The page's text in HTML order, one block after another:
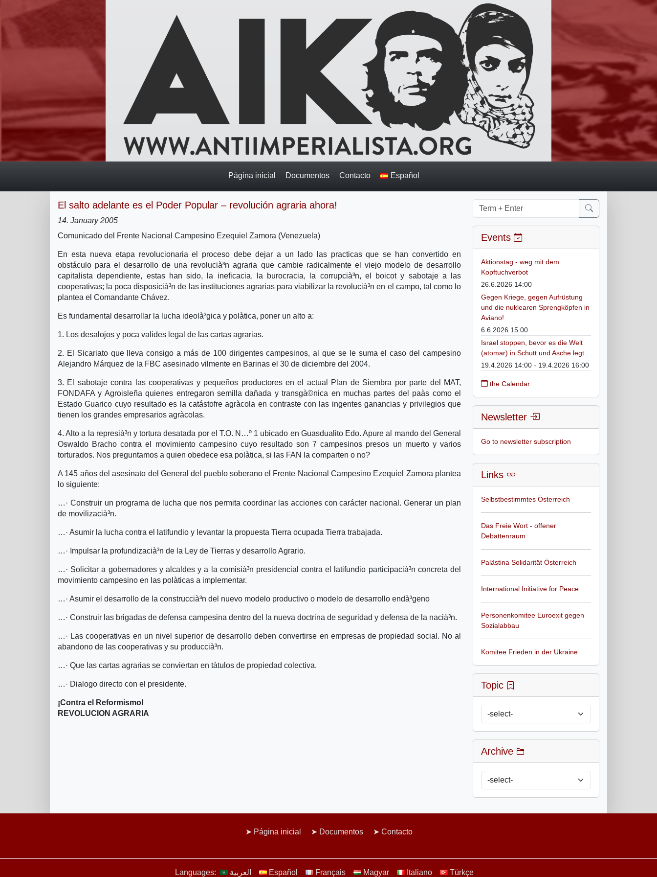
Página inicial Documentos Contacto Español
El salto adelante es el Poder Popular – revolución agraria ahora!
14. January 2005
Comunicado del Frente Nacional Campesino Ezequiel Zamora (Venezuela)
En esta nueva etapa revolucionaria el proceso debe dejar a un lado las practicas que se han convertido en
obstáculo para el desarrollo de una revolucià³n agraria que cambie radicalmente el viejo modelo de desarrollo
capitalista dependiente, estas han sido, la ineficacia, la burocracia, la corrupcià³n, el boicot y sabotaje a las
cooperativas; la poca disposicià³n de las instituciones agrarias para viabilizar la revolucià³n en el campo, tal como lo
plantea el Comandante Chávez.
Es fundamental desarrollar la lucha ideolà³gica y polà­tica, poner un alto a:
1. Los desalojos y poca valides legal de las cartas agrarias.
2. El Sicariato que lleva consigo a más de 100 dirigentes campesinos, al que se le suma el caso del campesino
Alejandro Márquez de la FBC asesinado vilmente en Barinas el 30 de diciembre del 2004.
3. El sabotaje contra las cooperativas y pequeños productores en el actual Plan de Siembra por parte del MAT,
FONDAFA y Agroisleña quienes entregaron semilla dañada y transgà©nica en muchas partes del paà­s como el
Estado Guarico cuyo resultado es la catástofre agrà­cola en contraste con las ingentes ganancias y privilegios que
tienen los grandes empresarios agrà­colas.
4. Alto a la represià³n y tortura desatada por el T.O. N…º 1 ubicado en Guasdualito Edo. Apure al mando del General
Oswaldo Bracho contra el movimiento campesino cuyo resultado son 7 campesinos presos un muerto y varios
torturados. Nos preguntamos a quien obedece esa polà­tica, si las FAN la comparten o no?
A 145 años del asesinato del General del pueblo soberano el Frente Nacional Campesino Ezequiel Zamora plantea
lo siguiente:
…· Construir un programa de lucha que nos permita coordinar las acciones con carácter nacional. Generar un plan
de movilizacià³n.
…· Asumir la lucha contra el latifundio y levantar la propuesta Tierra ocupada Tierra trabajada.
…· Impulsar la profundizacià³n de la Ley de Tierras y desarrollo Agrario.
…· Solicitar a gobernadores y alcaldes y a la comisià³n presidencial contra el latifundio participacià³n concreta del
movimiento campesino en las polà­ticas a implementar.
…· Asumir el desarrollo de la construccià³n del nuevo modelo productivo o modelo de desarrollo endà³geno
…· Construir las brigadas de defensa campesina dentro del la nueva doctrina de seguridad y defensa de la nacià³n.
…· Las cooperativas en un nivel superior de desarrollo deben convertirse en empresas de propiedad social. No al
abandono de las cooperativas y su produccià³n.
…· Que las cartas agrarias se conviertan en tà­tulos de propiedad colectiva.
…· Dialogo directo con el presidente.
¡Contra el Reformismo!
REVOLUCION AGRARIA
Events
Aktionstag - weg mit dem
Kopftuchverbot
26.6.2026 14:00
Gegen Kriege, gegen Aufrüstung
und die nuklearen Sprengköpfen in
Aviano!
6.6.2026 15:00
Israel stoppen, bevor es die Welt
(atomar) in Schutt und Asche legt
19.4.2026 14:00 - 19.4.2026 16:00
the Calendar
Newsletter
Go to newsletter subscription
Links
Selbstbestimmtes Österreich
Das Freie Wort - offener
Debattenraum
Palästina Solidarität Österreich
International Initiative for Peace
Personenkomitee Euroexit gegen
Sozialabbau
Komitee Frieden in der Ukraine
Topic
Archive
Página inicial Documentos Contacto
Languages: العربية Español Français Magyar Italiano Türkçe